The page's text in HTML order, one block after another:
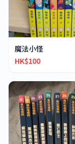
魔法小怪
HK$100